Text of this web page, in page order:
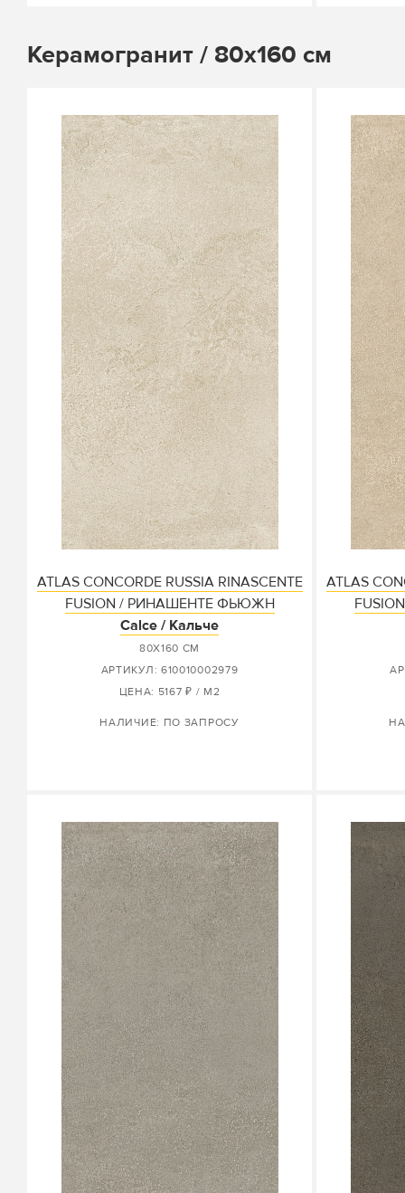
Керамогранит / 80х160 см
ATLAS CONCORDE RUSSIA RINASCENTE
FUSION / РИНАШЕНТЕ ФЬЮЖН
Calce / Кальче
80X160 СМ
АРТИКУЛ: 610010002979
ЦЕНА: 5167 ₽ / М2
НАЛИЧИЕ: ПО ЗАПРОСУ
ATLAS